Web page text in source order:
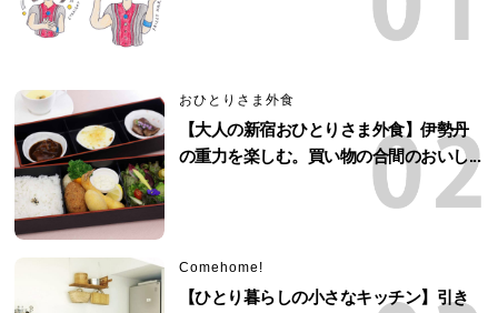
おひとりさま外食
【大人の新宿おひとりさま外食】伊勢丹
の重力を楽しむ。買い物の合間のおいし...
Comehome!
【ひとり暮らしの小さなキッチン】引き